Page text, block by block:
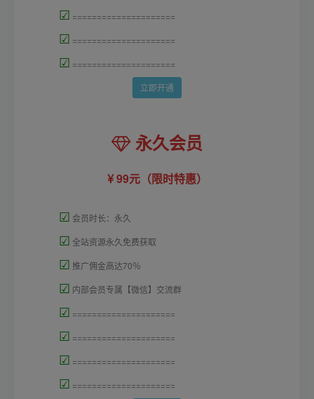
☑ =====================
☑ =====================
☑ =====================
立即开通
永久会员
99元（限时特惠）
☑ 会员时长：永久
☑ 全站资源永久免费获取
☑ 推广佣金高达70％
☑ 内部会员专属【微信】交流群
☑ =====================
☑ =====================
☑ =====================
☑ =====================